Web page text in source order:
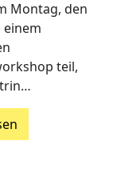
Montag, den
einem
teil,